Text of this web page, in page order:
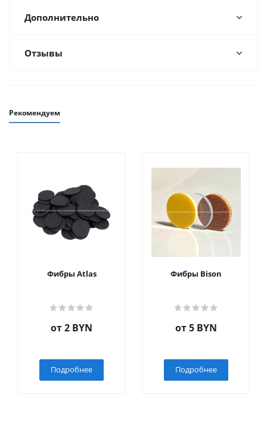
Дополнительно
Отзывы
Рекомендуем
Фибры Atlas
от2 BYN
Подробнее
Фибры Bison
от5 BYN
Подробнее